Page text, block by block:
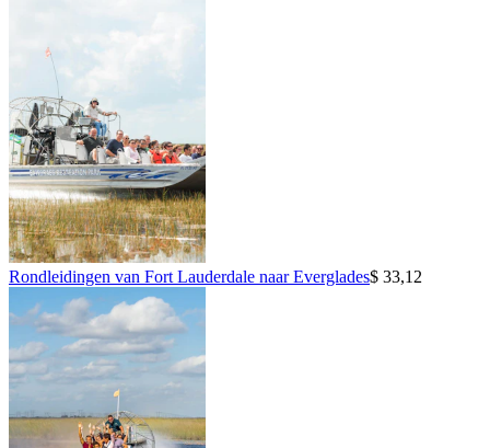
Rondleidingen van Fort Lauderdale naar Everglades$ 33,12